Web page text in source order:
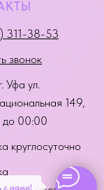
с нами!
311-38-53
звонок
Уфа ул.
149,
00:00
круглосуточно